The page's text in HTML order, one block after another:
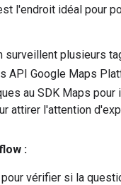
l'endroit idéal pour
surveillent plusieurs
API Google Maps
au SDK Maps pour
attirer l'attention
:
vérifier si la